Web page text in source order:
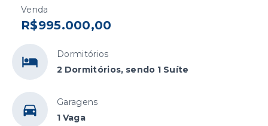
Venda
R$995.000,00
Dormitórios
2 Dormitórios, sendo 1 Suíte
Garagens
1 Vaga